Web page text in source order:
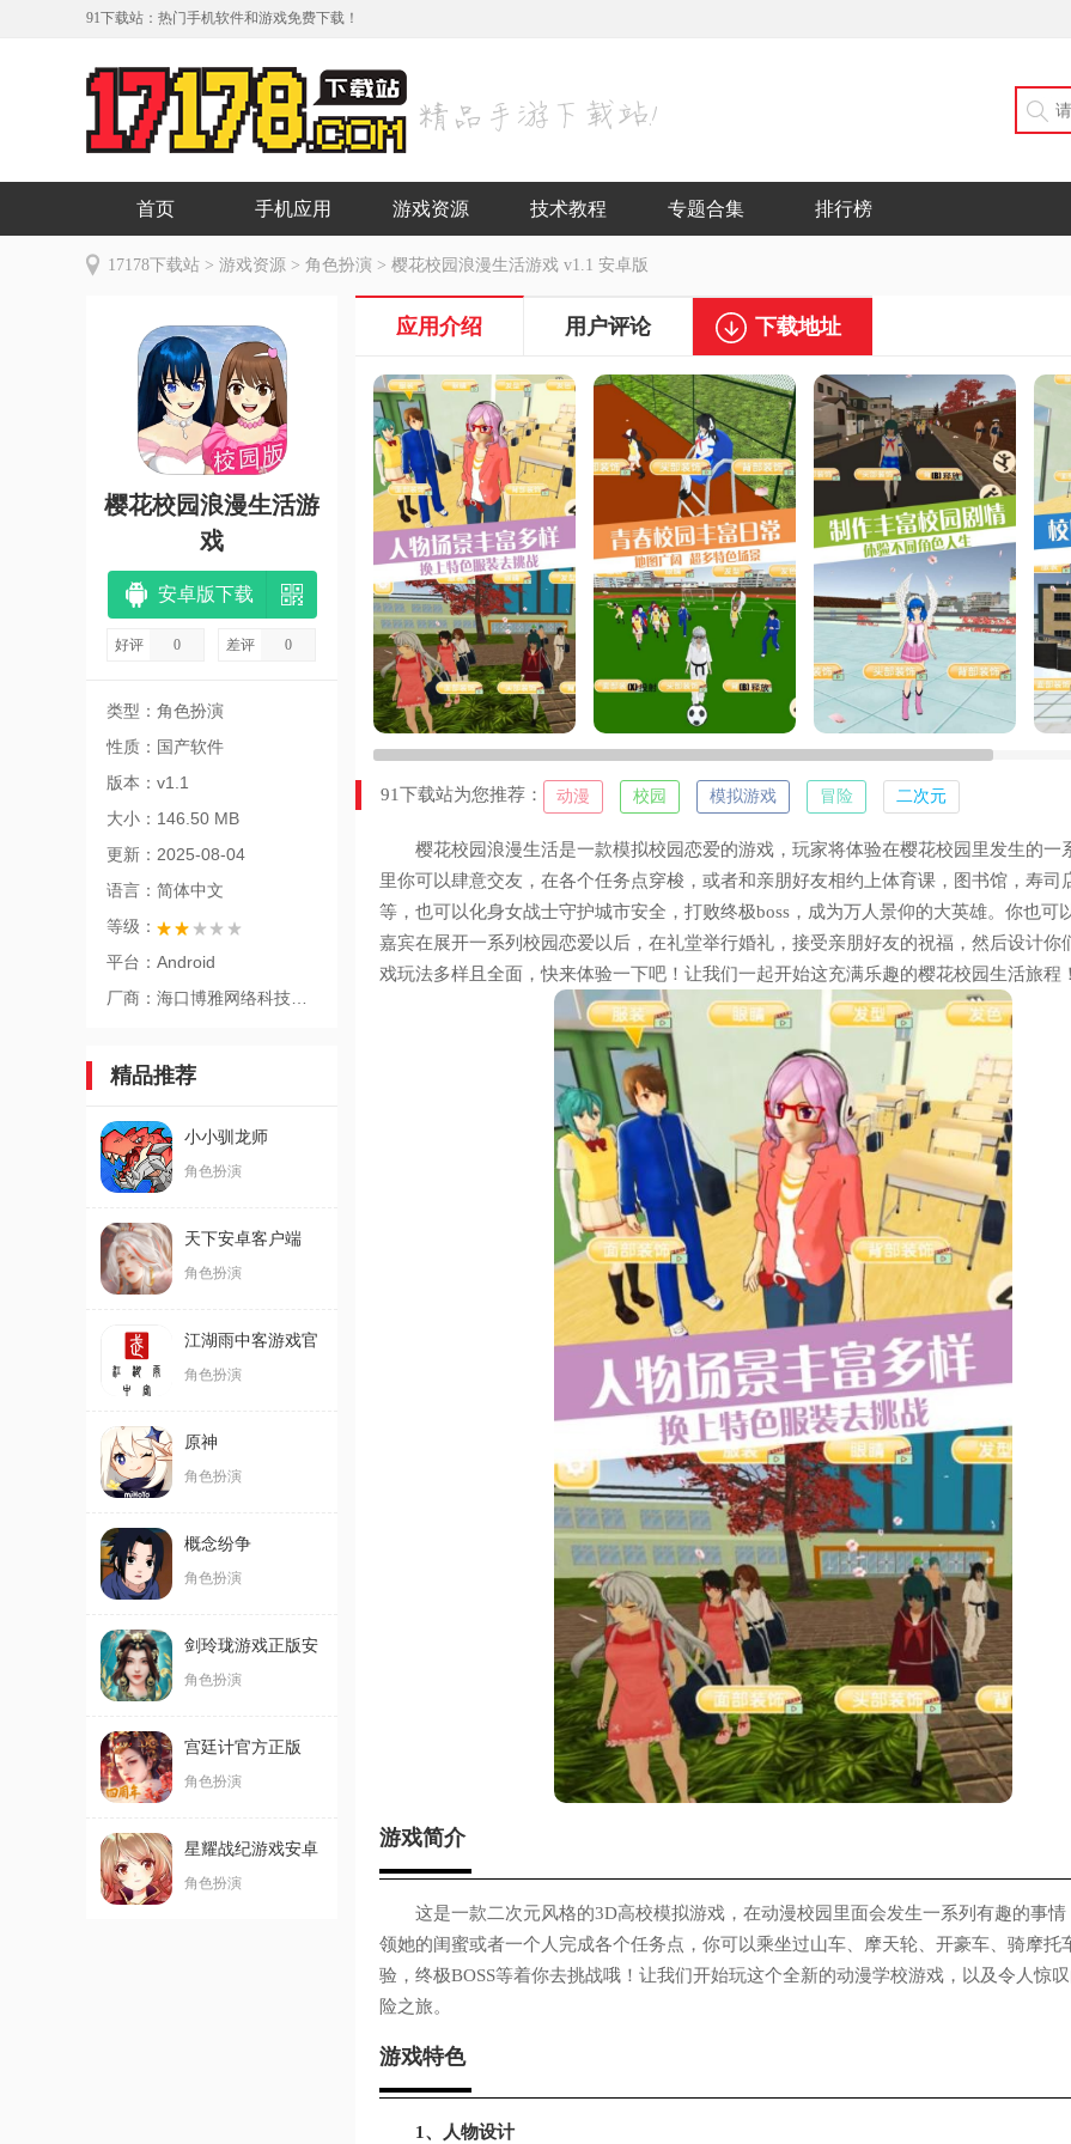
91下载站：热门手机软件和游戏免费下载！
首页 手机应用 游戏资源 技术教程 专题合集 排行榜
17178下载站 > 游戏资源 > 角色扮演 > 樱花校园浪漫生活游戏 v1.1 安卓版
樱花校园浪漫生活游
戏
安卓版下载
好评 0 差评 0
类型：角色扮演
性质：国产软件
版本：v1.1
大小：146.50 MB
更新：2025-08-04
语言：简体中文
等级：
平台：Android
精品推荐
小小驯龙师
角色扮演
天下安卓客户端
角色扮演
江湖雨中客游戏官
方正版
角色扮演
原神
角色扮演
概念纷争
角色扮演
剑玲珑游戏正版安
卓版
角色扮演
宫廷计官方正版
角色扮演
星耀战纪游戏安卓
版
角色扮演
应用介绍 用户评论 下载地址
91下载站为您推荐： 动漫 校园 模拟游戏 冒险 二次元
樱花校园浪漫生活是一款模拟校园恋爱的游戏，玩家将体验在樱花校园里发生的一
里你可以肆意交友，在各个任务点穿梭，或者和亲朋好友相约上体育课，图书馆，寿司
等，也可以化身女战士守护城市安全，打败终极boss，成为万人景仰的大英雄。你也可
嘉宾在展开一系列校园恋爱以后，在礼堂举行婚礼，接受亲朋好友的祝福，然后设计你
戏玩法多样且全面，快来体验一下吧！让我们一起开始这充满乐趣的樱花校园生活旅程！
游戏简介
这是一款二次元风格的3D高校模拟游戏，在动漫校园里面会发生一系列有趣的事情
领她的闺蜜或者一个人完成各个任务点，你可以乘坐过山车、摩天轮、开豪车、骑摩托
验，终极BOSS等着你去挑战哦！让我们开始玩这个全新的动漫学校游戏，以及令人惊
险之旅。
游戏特色
1、人物设计